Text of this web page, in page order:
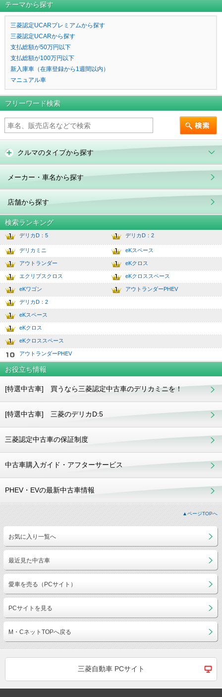
テーマから探す
三菱認定UCARプレミアムから探す
三菱認定UCARから探す
支払総額が50万円以下
支払総額が100万円以下
新入庫車（在庫登録から1週間以内）
マニュアル車
フリーワード検索
クルマのタイプから探す
メーカー・車名から探す
店舗から探す
検索ランキング
1デリカD：5 6.0
デリカD：2
2デリカミニ 7.0
eKスペース
アウトランダー 8.0
eKクロス
4エクリプスクロス 9.0
eKクロススペース
5eKワゴン 10.0
アウトランダーPHEV
6デリカD：2
7eKスペース
8eKクロス
9eKクロススペース
10
アウトランダーPHEV
お役立ち情報
[特選中古車] 買うなら三菱認定中古車のデリカミニを！
[特選中古車] 三菱のデリカD:5
三菱認定中古車の保証制度
中古車購入ガイド・アフターサービス
PHEV・EVの最新中古車情報
▲ページTOPへ
お気に入り一覧へ
最近見た中古車
愛車を売る（PCサイト）
PCサイトを見る
M・CネットTOPへ戻る
三菱自動車 PCサイト